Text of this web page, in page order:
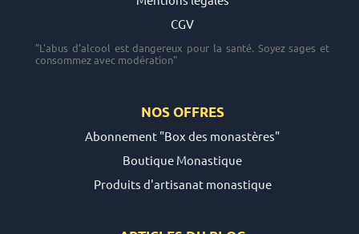
CGV
"L'abus d'alcool est dangereux pour la santé. Soyez sages et
consommez avec modération"
NOS OFFRES
Abonnement "Box des monastères"
Boutique Monastique
Produits d'artisanat monastique